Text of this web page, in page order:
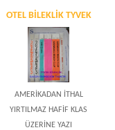
OTEL BİLEKLİK TYVEK
AMERİKADAN İTHAL
YIRTILMAZ HAFİF KLAS
ÜZERİNE YAZI